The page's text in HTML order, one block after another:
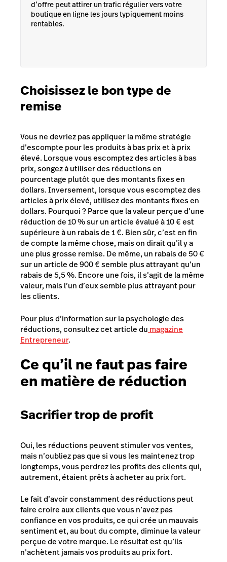
d’offre peut attirer un trafic régulier vers votre
boutique en ligne les jours typiquement moins
rentables.
Choisissez le bon type de
remise
Vous ne devriez pas appliquer la même stratégie
d’escompte pour les produits à bas prix et à prix
élevé. Lorsque vous escomptez des articles à bas
prix, songez à utiliser des réductions en
pourcentage plutôt que des montants fixes en
dollars. Inversement, lorsque vous escomptez des
articles à prix élevé, utilisez des montants fixes en
dollars. Pourquoi ? Parce que la valeur perçue d’une
réduction de 10 % sur un article évalué à 10 € est
supérieure à un rabais de 1 €. Bien sûr, c’est en fin
de compte la même chose, mais on dirait qu’il y a
une plus grosse remise. De même, un rabais de 50 €
sur un article de 900 € semble plus attrayant qu’un
rabais de 5,5 %. Encore une fois, il s’agit de la même
valeur, mais l’un d’eux semble plus attrayant pour
les clients.
Pour plus d’information sur la psychologie des
réductions, consultez cet article du magazine
Entrepreneur.
Ce qu’il ne fautpasfaire
en matière de réduction
Sacrifier trop de profit
Oui, les réductions peuvent stimuler vos ventes,
mais n’oubliez pas que si vous les maintenez trop
longtemps, vous perdrez les profits des clients qui,
autrement, étaient prêts à acheter au prix fort.
Le fait d’avoir constamment des réductions peut
faire croire aux clients que vous n’avez pas
confiance en vos produits, ce qui crée un mauvais
sentiment et, au bout du compte, diminue la valeur
perçue de votre marque. Le résultat est qu’ils
n’achètent jamais vos produits au prix fort.